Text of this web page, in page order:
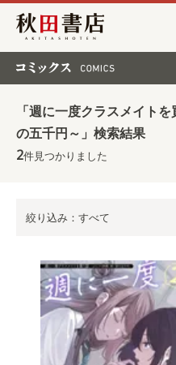
秋田書店
「週に一度クラスメイト
の五千円～」検索結果
2件見つかりました
絞り込み：すべて